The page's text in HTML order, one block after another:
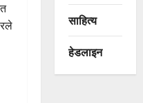
साहित्य
हेडलाइन